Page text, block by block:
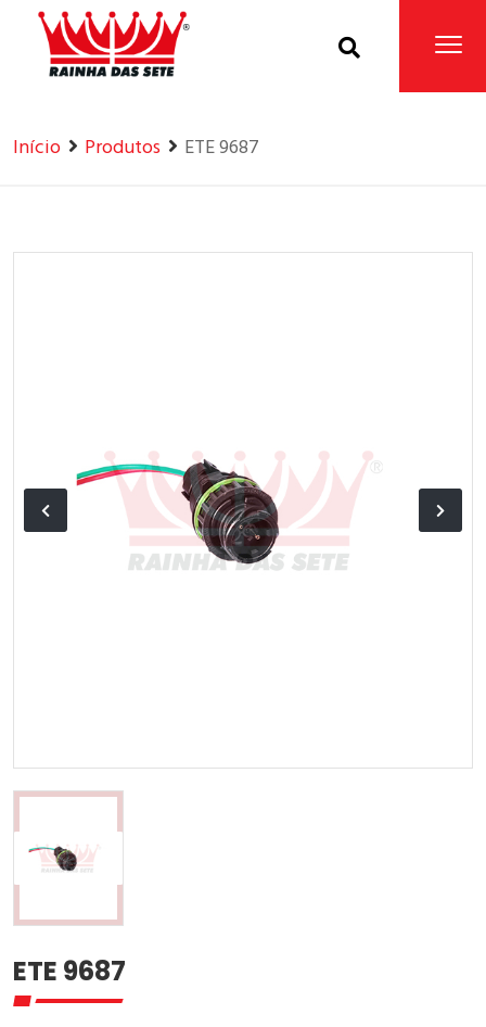
Home Produtos
Início Produtos ETE 9687
ETE 9687